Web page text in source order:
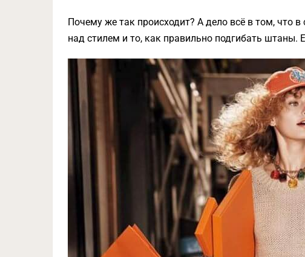
Почему же так происходит? А дело всё в том, что
над стилем и то, как правильно подгибать